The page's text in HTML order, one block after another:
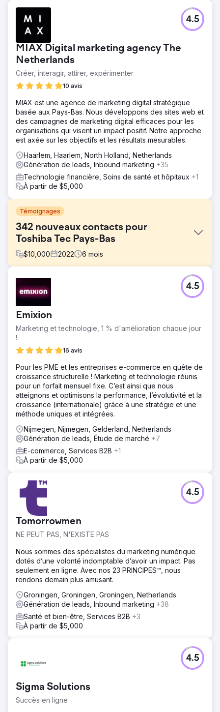
MIAX Digital marketing agency The
Netherlands
Créer, interagir, attirer, expérimenter
10 avis
4.5
MIAX est une agence de marketing digital stratégique
basée aux Pays-Bas. Nous développons des sites web et
des campagnes de marketing digital efficaces pour les
organisations qui visent un impact positif. Notre approche
est axée sur les objectifs et les résultats mesurables.
Haarlem, Haarlem, North Holland, Netherlands
Génération de leads, Inbound marketing +35
Technologie financière, Soins de santé et hôpitaux +1
À partir de $5,000
Témoignages
342 nouveaux contacts pour
Toshiba Tec Pays-Bas
$10,000 2022 6 mois
Défi
Toshiba Tec Pays-Bas, connu pour son matériel innovant,
souhaitait réaliser un changement d'image. Ils nous ont
demandé de les aider à diffuser des contenus liés à la
transformation numérique auprès des PDG/directeurs de
PME.
Solution
Nous avons créé une campagne de contenu avec des
distribué via LinkedIn Ads, Google Ads et LinkedIn
Outreach. Nous avons également conçu une page de
destination avec un contenu sécurisé et utilisé divers
outils d'automatisation du marketing.
Résultat
groupe cible des responsables informatiques et des
PDG/directeurs. Le site Web a reçu 3 100 visiteurs et nous
avons généré 42 prospects qui ont reçu du contenu.
LinkedIn Outreach a également créé plus de 300
Emixion
Marketing et technologie, 1 % d'amélioration chaque jour
!
16 avis
4.5
Pour les PME et les entreprises e-commerce en quête de
croissance structurelle ! Marketing et technologie réunis
pour un forfait mensuel fixe. C’est ainsi que nous
atteignons et optimisons la performance, l’évolutivité et la
croissance (internationale) grâce à une stratégie et une
méthode uniques et intégrées.
Nijmegen, Nijmegen, Gelderland, Netherlands
Génération de leads, Étude de marché +7
E-commerce, Services B2B +1
À partir de $5,000
Tomorrowmen
NE PEUT PAS, N'EXISTE PAS
4.5
Nous sommes des spécialistes du marketing numérique
dotés d’une volonté indomptable d’avoir un impact. Pas
seulement en ligne. Avec nos 23 PRINCIPES™, nous
rendons demain plus amusant.
Groningen, Groningen, Groningen, Netherlands
Génération de leads, Inbound marketing +38
Santé et bien-être, Services B2B +3
À partir de $5,000
Sigma Solutions
Succès en ligne
4.5